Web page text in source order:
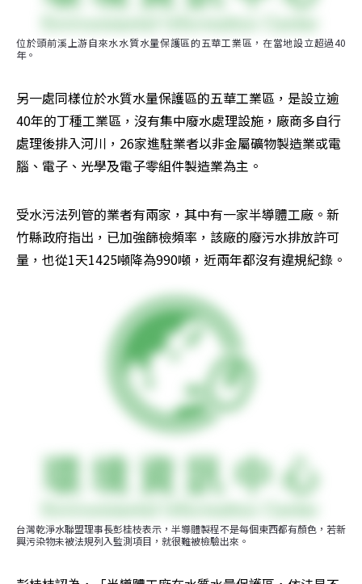
位於頭前溪上游自來水水質水量保護區的五華工業區，在當地設立超過40
年。
另一處同樣位於水質水量保護區的五華工業區，是設立逾
40年的丁種工業區，沒有集中廢水處理設施，廠商多自行
處理後排入河川，26家進駐業者以非金屬礦物製造業或電
腦、電子、光學及電子零組件製造業為主。
受水污法列管的業者有兩家，其中有一家半導體工廠。新
竹縣政府指出，已加強篩檢頻率，該廠的廢污水排放許可
量，也從1天1425噸降為990噸，近兩年都沒有違規紀錄。
台灣乾淨水聯盟理事長彭桂枝表示，半導體製程不是每個東西都有顏色，若新
興污染物未被法規列入監測項目，就很難被檢驗出來。